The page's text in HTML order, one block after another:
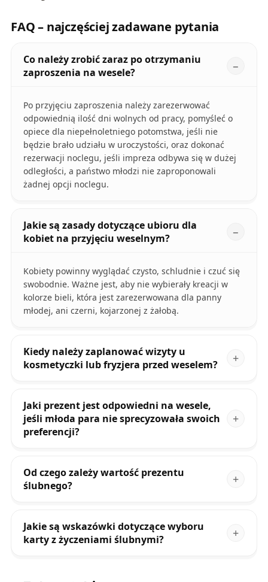
FAQ – najczęściej zadawane pytania
Co należy zrobić zaraz po otrzymaniu
zaproszenia na wesele?
Po przyjęciu zaproszenia należy zarezerwować
odpowiednią ilość dni wolnych od pracy, pomyśleć o
opiece dla niepełnoletniego potomstwa, jeśli nie
będzie brało udziału w uroczystości, oraz dokonać
rezerwacji noclegu, jeśli impreza odbywa się w dużej
odległości, a państwo młodzi nie zaproponowali
żadnej opcji noclegu.
Jakie są zasady dotyczące ubioru dla
kobiet na przyjęciu weselnym?
Kobiety powinny wyglądać czysto, schludnie i czuć się
swobodnie. Ważne jest, aby nie wybierały kreacji w
kolorze bieli, która jest zarezerwowana dla panny
młodej, ani czerni, kojarzonej z żałobą.
Kiedy należy zaplanować wizyty u
kosmetyczki lub fryzjera przed weselem?
Jaki prezent jest odpowiedni na wesele,
jeśli młoda para nie sprecyzowała swoich
preferencji?
Od czego zależy wartość prezentu
ślubnego?
Jakie są wskazówki dotyczące wyboru
karty z życzeniami ślubnymi?